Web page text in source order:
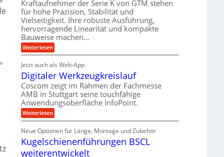
i
e
b
e
f
ü
r
r
a
u
e
U
m
g
e
b
f
t
r
a
g
s
i
n
g
a
n
g
w
e
n
i
g
e
r
S
t
e
l
l
e
n
n
g
e
n
g
e
t
r
i
b
e
f
ü
r
p
r
z
i
e
Kraftaufnehmer der Serie K von GTM stehen
für hohe Präzision, Stabilität und
Vielseitigkeit. Ihre robuste Ausführung,
hervorragende Linearität und kompakte
Bauweise machen…
Weiterlesen:
P
ä
z
i
s
i
o
n
f
ü
r
A
u
t
Jetzt auch als Web-App
Digitaler Werkzeugkreislauf
Coscom zeigt im Rahmen der Fachmesse
AMB in Stuttgart seine touchfähige
Anwendungsoberfläche InfoPoint.
Weiterlesen:
D
g
i
t
a
Neue Optionen für Länge, Montage und Zubehör
Kugelschienenführungen BSCL
weiterentwickelt